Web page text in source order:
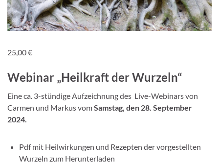
25,00€
Webinar „Heilkraft der Wurzeln“
Eine ca. 3-stündige Aufzeichnung des Live-Webinars von
Carmen und Markus vomSamstag, den 28. September
2024.
Pdf mit Heilwirkungen und Rezepten der vorgestellten
Wurzeln zum Herunterladen